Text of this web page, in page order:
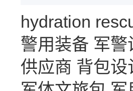
hydration
警用装备 军警
供应商 背包设